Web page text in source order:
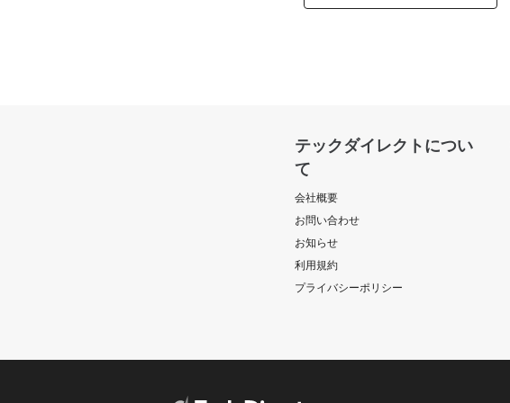
テックダイレクトについ
て
会社概要
お問い合わせ
お知らせ
利用規約
プライバシーポリシー